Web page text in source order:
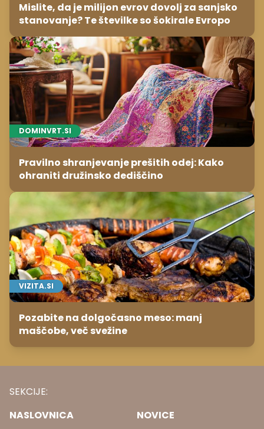
Mislite, da je milijon evrov dovolj za sanjsko
stanovanje? Te številke so šokirale Evropo
DOMINVRT.SI
Pravilno shranjevanje prešitih odej: Kako
ohraniti družinsko dediščino
VIZITA.SI
Pozabite na dolgočasno meso: manj
maščobe, več svežine
SEKCIJE:
NASLOVNICA
NOVICE